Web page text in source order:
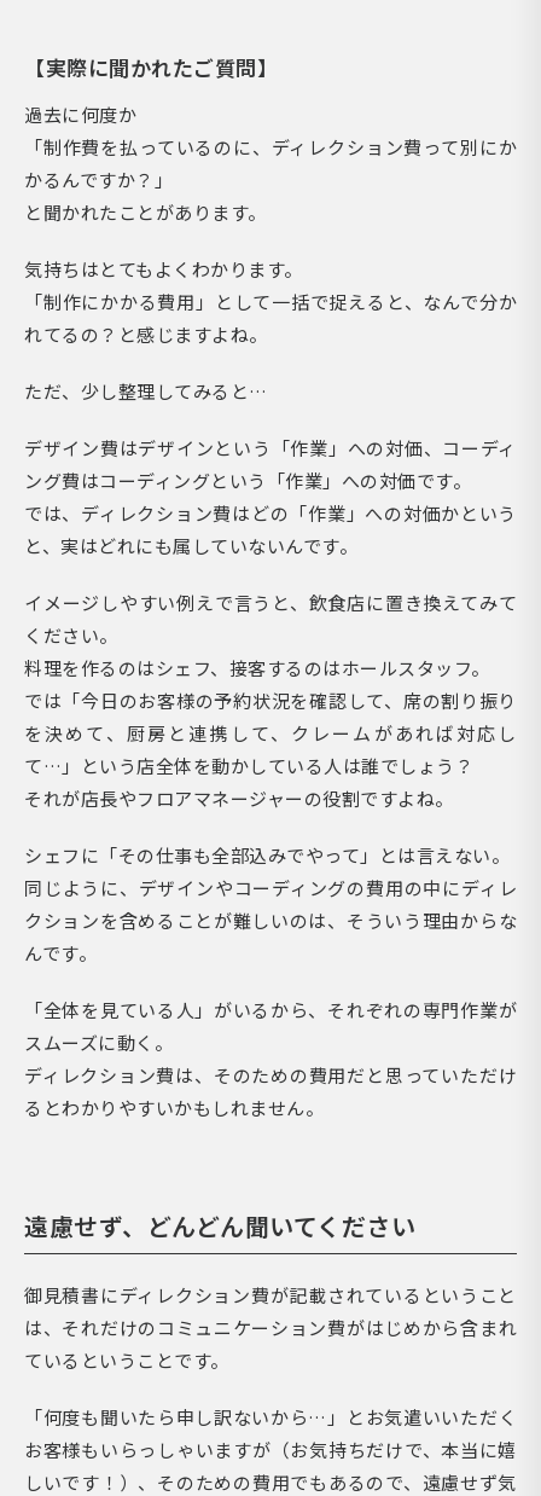
【実際に聞かれたご質問】
過去に何度か
「制作費を払っているのに、ディレクション費って別にか
かるんですか？」
と聞かれたことがあります。
気持ちはとてもよくわかります。
「制作にかかる費用」として一括で捉えると、なんで分か
れてるの？と感じますよね。
ただ、少し整理してみると…
デザイン費はデザインという「作業」への対価、コーディ
ング費はコーディングという「作業」への対価です。
では、ディレクション費はどの「作業」への対価かという
と、実はどれにも属していないんです。
イメージしやすい例えで言うと、飲食店に置き換えてみて
ください。
料理を作るのはシェフ、接客するのはホールスタッフ。
では「今日のお客様の予約状況を確認して、席の割り振り
を決めて、厨房と連携して、クレームがあれば対応し
て…」という店全体を動かしている人は誰でしょう？
それが店長やフロアマネージャーの役割ですよね。
シェフに「その仕事も全部込みでやって」とは言えない。
同じように、デザインやコーディングの費用の中にディレ
クションを含めることが難しいのは、そういう理由からな
んです。
「全体を見ている人」がいるから、それぞれの専門作業が
スムーズに動く。
ディレクション費は、そのための費用だと思っていただけ
るとわかりやすいかもしれません。
遠慮せず、どんどん聞いてください
御見積書にディレクション費が記載されているということ
は、それだけのコミュニケーション費がはじめから含まれ
ているということです。
「何度も聞いたら申し訳ないから…」とお気遣いいただく
お客様もいらっしゃいますが（お気持ちだけで、本当に嬉
しいです！）、そのための費用でもあるので、遠慮せず気